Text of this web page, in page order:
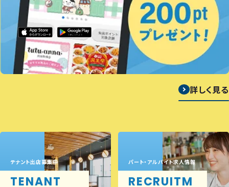
詳しく見る
テナント出店募集中
TENANT
パート・アルバイト求人情報
RECRUITM